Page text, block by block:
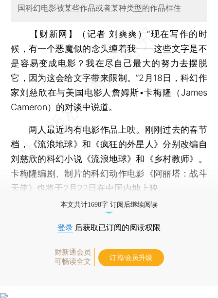
国科幻电影被某些作品或者某种类型的作品框住
【财新网】（记者 刘爽爽）“现在写作的时
候，有一个恶魔似的念头缠着我——这些文字是不
是容易变成电影？我在尽自己最大的努力去摆脱
它，因为这会给文字带来限制。”2月18日，科幻作
家刘慈欣在与美国电影人詹姆斯•卡梅隆（James
Cameron）的对谈中说道。
两人最近均有电影作品上映。刚刚过去的春节
档，《流浪地球》和《疯狂的外星人》分别改编自
刘慈欣的科幻小说《流浪地球》和《乡村教师》。
卡梅隆编剧、制片的科幻动作电影《阿丽塔：战斗
天使》也将于2月22日在中国内地上映。
本文共计1698字 订阅后继续阅读
登录 后获取已订阅的阅读权限
财新通会员
可畅读全文
订阅/会员升级